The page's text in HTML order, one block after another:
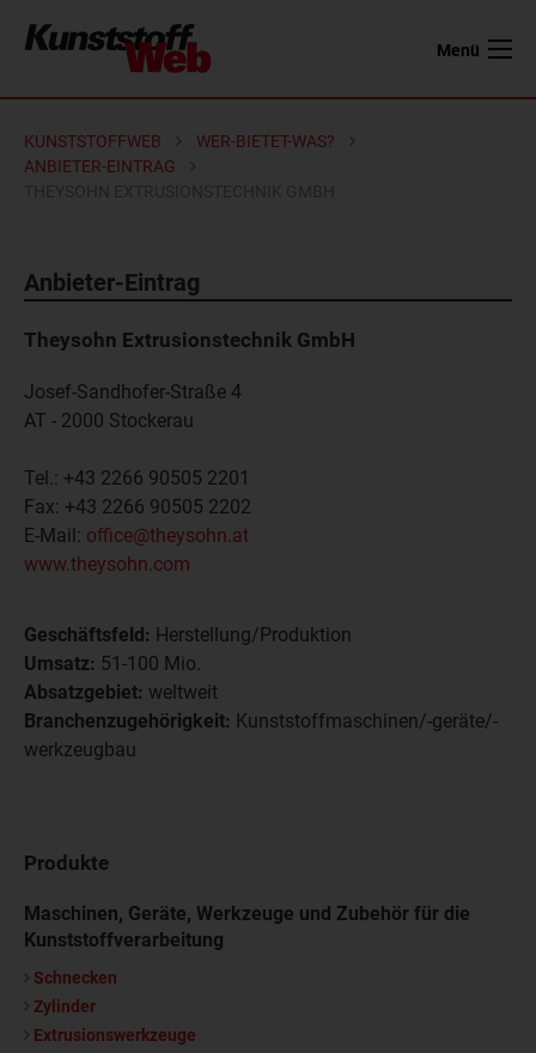
Menü
KUNSTSTOFFWEB
WER-BIETET-WAS?
ANBIETER-EINTRAG
Anbieter-Eintrag
Theysohn Extrusionstechnik GmbH
Josef-Sandhofer-Straße 4
AT - 2000 Stockerau
Tel.: +43 2266 90505 2201
Fax: +43 2266 90505 2202
E-Mail: office@theysohn.at
www.theysohn.com
Geschäftsfeld: Herstellung/Produktion
Umsatz: 51-100 Mio.
Absatzgebiet: weltweit
Branchenzugehörigkeit: Kunststoffmaschinen/-geräte/-
werkzeugbau
Produkte
Maschinen, Geräte, Werkzeuge und Zubehör für die
Kunststoffverarbeitung
Schnecken
Zylinder
Extrusionswerkzeuge